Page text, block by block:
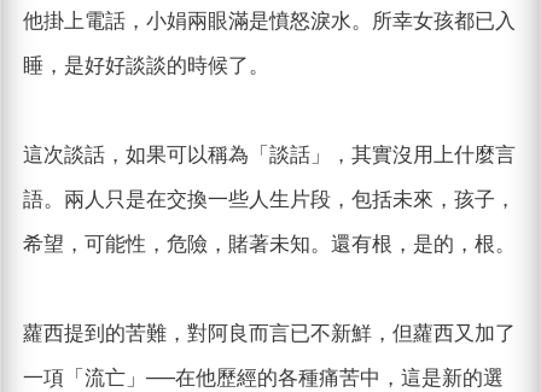
他掛上電話，小娟兩眼滿是憤怒淚水。所幸女孩都已入
睡，是好好談談的時候了。
這次談話，如果可以稱為「談話」，其實沒用上什麼言
語。兩人只是在交換一些人生片段，包括未來，孩子，
希望，可能性，危險，賭著未知。還有根，是的，根。
蘿西提到的苦難，對阿良而言已不新鮮，但蘿西又加了
一項「流亡」──在他歷經的各種痛苦中，這是新的選